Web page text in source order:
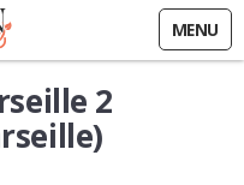
MENU
2